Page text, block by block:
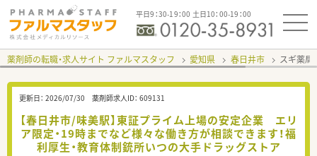
平日9：30-19：00 土日10：00-19：00
薬剤師の転職・求人サイト ファルマスタッフ 愛知県 春日井市 スギ薬
更新日： 2026/07/30 薬剤師求人ID： 609131
【春日井市/味美駅】東証プライム上場の安定企業 エリ
ア限定・19時までなど様々な働き方が相談できます！福
利厚生・教育体制銃所いつの大手ドラッグストア